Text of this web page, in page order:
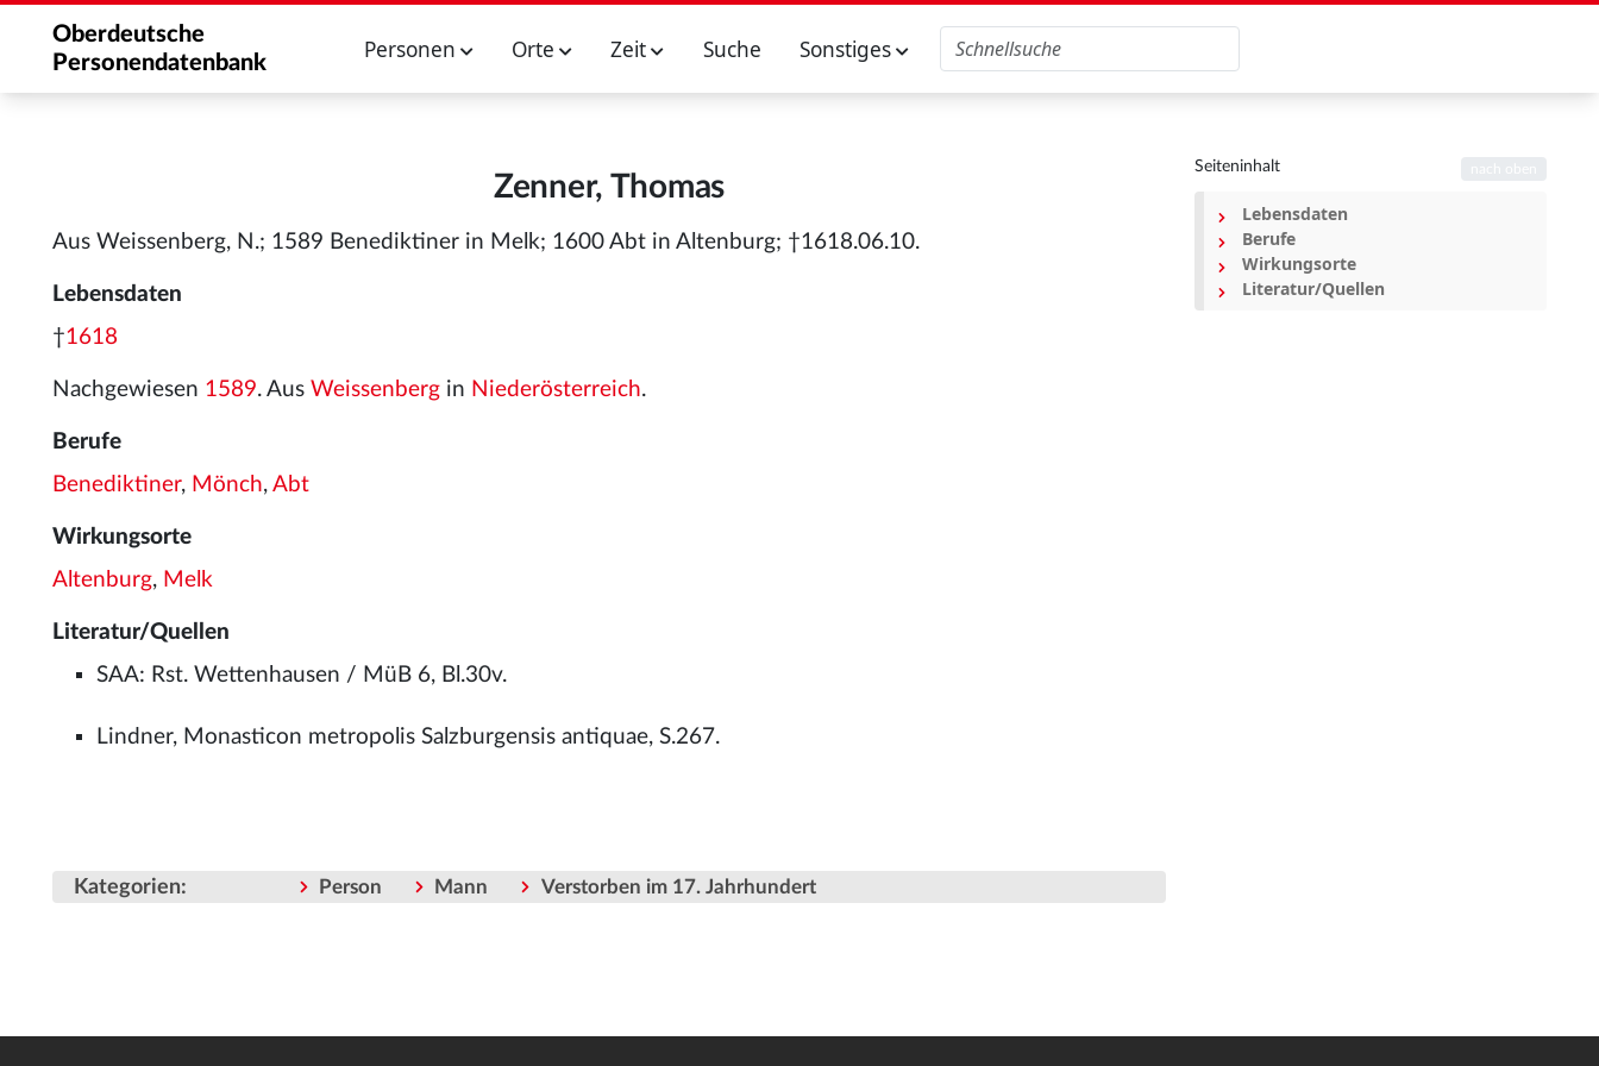
Oberdeutsche
Personendatenbank
Personen Orte Zeit Suche Sonstiges
Zenner, Thomas
Aus Weissenberg, N.; 1589 Benediktiner in Melk; 1600 Abt in Altenburg; †1618.06.10.
Lebensdaten
†1618
Nachgewiesen 1589. Aus Weissenberg in Niederösterreich.
Berufe
Benediktiner, Mönch, Abt
Wirkungsorte
Altenburg, Melk
Literatur/Quellen
SAA: Rst. Wettenhausen / MüB 6, Bl.30v.
Lindner, Monasticon metropolis Salzburgensis antiquae, S.267.
Kategorien: Person Mann Verstorben im 17. Jahrhundert
Seiteninhalt
Lebensdaten
Berufe
Wirkungsorte
Literatur/Quellen